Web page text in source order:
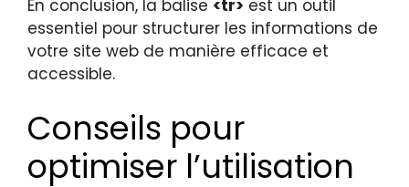
En conclusion, la balise <tr> est un outil
essentiel pour structurer les informations de
votre site web de manière efficace et
accessible.
Conseils pour
optimiser l’utilisation